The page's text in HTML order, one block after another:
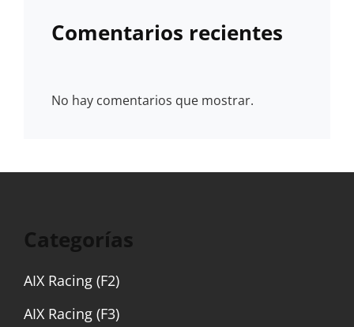
Comentarios recientes
No hay comentarios que mostrar.
Categorías
AIX Racing (F2)
AIX Racing (F3)